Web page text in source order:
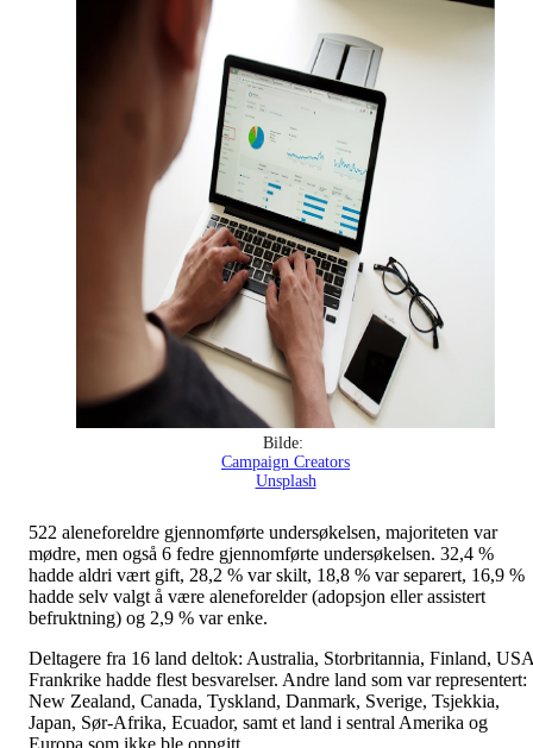
Bilde:
Campaign Creators
Unsplash
522 aleneforeldre gjennomførte undersøkelsen, majoriteten var
mødre, men også 6 fedre gjennomførte undersøkelsen. 32,4 %
hadde aldri vært gift, 28,2 % var skilt, 18,8 % var separert, 16,9 %
hadde selv valgt å være aleneforelder (adopsjon eller assistert
befruktning) og 2,9 % var enke.
Deltagere fra 16 land deltok: Australia, Storbritannia, Finland,
Frankrike hadde flest besvarelser. Andre land som var representert:
New Zealand, Canada, Tyskland, Danmark, Sverige, Tsjekkia,
Japan, Sør-Afrika, Ecuador, samt et land i sentral Amerika og
Europa som ikke ble oppgitt.